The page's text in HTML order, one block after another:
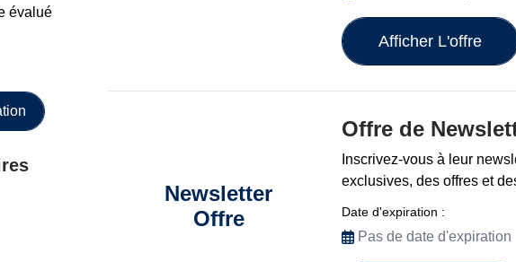
évalué
Afficher L'offre
Newsletter
Offre
Offre de
Inscrivez-vous à leur
exclusives, des offres et
Date d'expiration :
Pas de date d'expiration